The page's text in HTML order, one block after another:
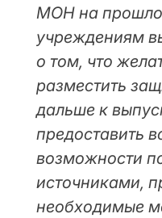
МОН на
учреждениям
о том, что
разместить
дальше к
предоставить
возможности
источниками,
необходимые